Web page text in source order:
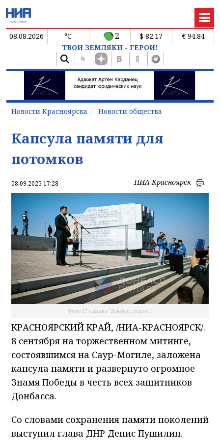
08.08.2026 °C 2 $ 82.17
€ 94.84
ТВОИ ЗЕМЛЯКИ - ГЕРОИ!
Новости Красноярска Новости общества
Капсула памяти для
потомков
08.09.2025 17:28 НИА-Красноярск
Фото ТГ-канала "Донбасс решает"
КРАСНОЯРСКИЙ КРАЙ, /НИА-КРАСНОЯРСК/.
8 сентября на торжественном митинге,
состоявшимся на Саур-Могиле, заложена
капсула памяти и развернуто огромное
Знамя Победы в честь всех защитников
Донбасса.
Со словами сохранения памяти поколений
выступил глава ДНР Денис Пушилин.